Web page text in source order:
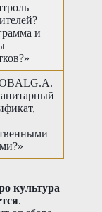
и
культура
.